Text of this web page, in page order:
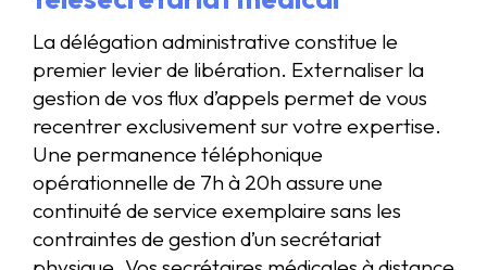
La délégation administrative constitue le
premier levier de libération. Externaliser la
gestion de vos flux d’appels permet de vous
recentrer exclusivement sur votre expertise.
Une permanence téléphonique
opérationnelle de 7h à 20h assure une
continuité de service exemplaire sans les
contraintes de gestion d’un secrétariat